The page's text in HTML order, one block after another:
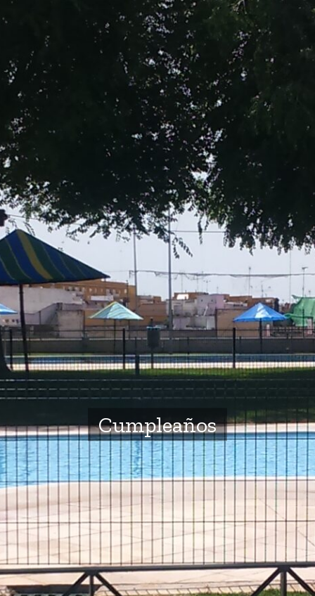
Cumpleaños